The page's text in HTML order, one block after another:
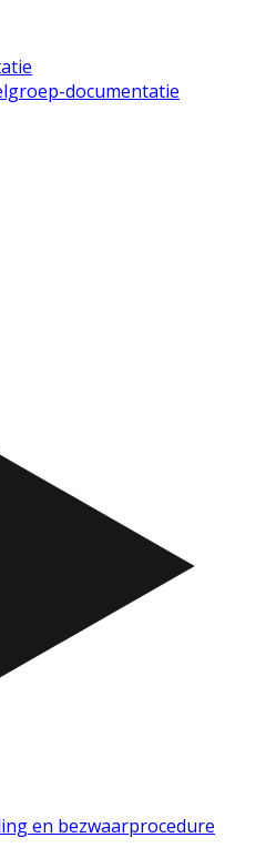
documentatie
en bezwaarprocedure